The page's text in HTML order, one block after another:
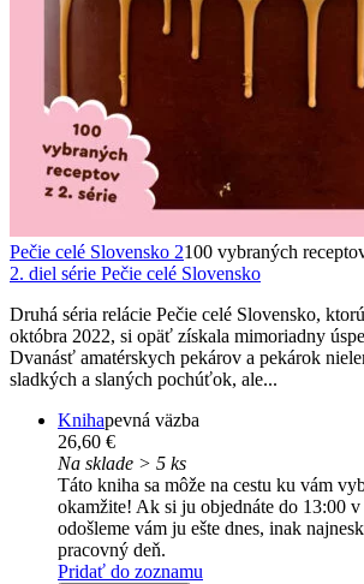
Pečie celé Slovensko 2100 vybraných
2. diel série Pečie celé Slovensko
Druhá séria relácie Pečie celé Slovensko,
októbra 2022, si opäť získala mimoriadny
Dvanásť amatérskych pekárov a pekárok
sladkých a slaných pochúťok, ale...
Knihapevná väzba
26,60 €
Na sklade > 5 ks
Táto kniha sa môže na cestu ku vám
okamžite! Ak si ju objednáte do 13:00
odošleme vám ju ešte dnes, inak
pracovný deň.
Pridať do zoznamu